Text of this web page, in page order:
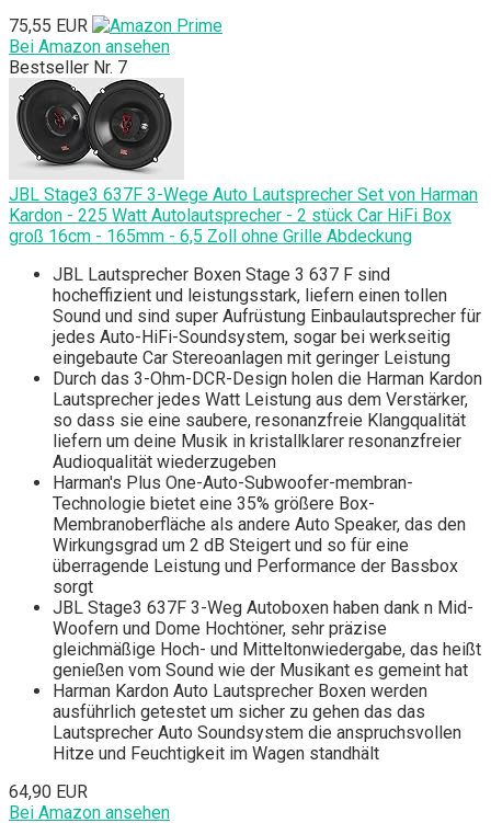
75,55 EUR
Bei Amazon ansehen
Bestseller Nr. 7
JBL Stage3 637F 3-Wege Auto Lautsprecher Set von Harman
Kardon - 225 Watt Autolautsprecher - 2 stück Car HiFi Box
groß 16cm - 165mm - 6,5 Zoll ohne Grille Abdeckung
JBL Lautsprecher Boxen Stage 3 637 F sind
hocheffizient und leistungsstark, liefern einen tollen
Sound und sind super Aufrüstung Einbaulautsprecher für
jedes Auto-HiFi-Soundsystem, sogar bei werkseitig
eingebaute Car Stereoanlagen mit geringer Leistung
Durch das 3-Ohm-DCR-Design holen die Harman Kardon
Lautsprecher jedes Watt Leistung aus dem Verstärker,
so dass sie eine saubere, resonanzfreie Klangqualität
liefern um deine Musik in kristallklarer resonanzfreier
Audioqualität wiederzugeben
Harman's Plus One-Auto-Subwoofer-membran-
Technologie bietet eine 35% größere Box-
Membranoberfläche als andere Auto Speaker, das den
Wirkungsgrad um 2 dB Steigert und so für eine
überragende Leistung und Performance der Bassbox
sorgt
JBL Stage3 637F 3-Weg Autoboxen haben dank n Mid-
Woofern und Dome Hochtöner, sehr präzise
gleichmäßige Hoch- und Mitteltonwiedergabe, das heißt
genießen vom Sound wie der Musikant es gemeint hat
Harman Kardon Auto Lautsprecher Boxen werden
ausführlich getestet um sicher zu gehen das das
Lautsprecher Auto Soundsystem die anspruchsvollen
Hitze und Feuchtigkeit im Wagen standhält
64,90 EUR
Bei Amazon ansehen